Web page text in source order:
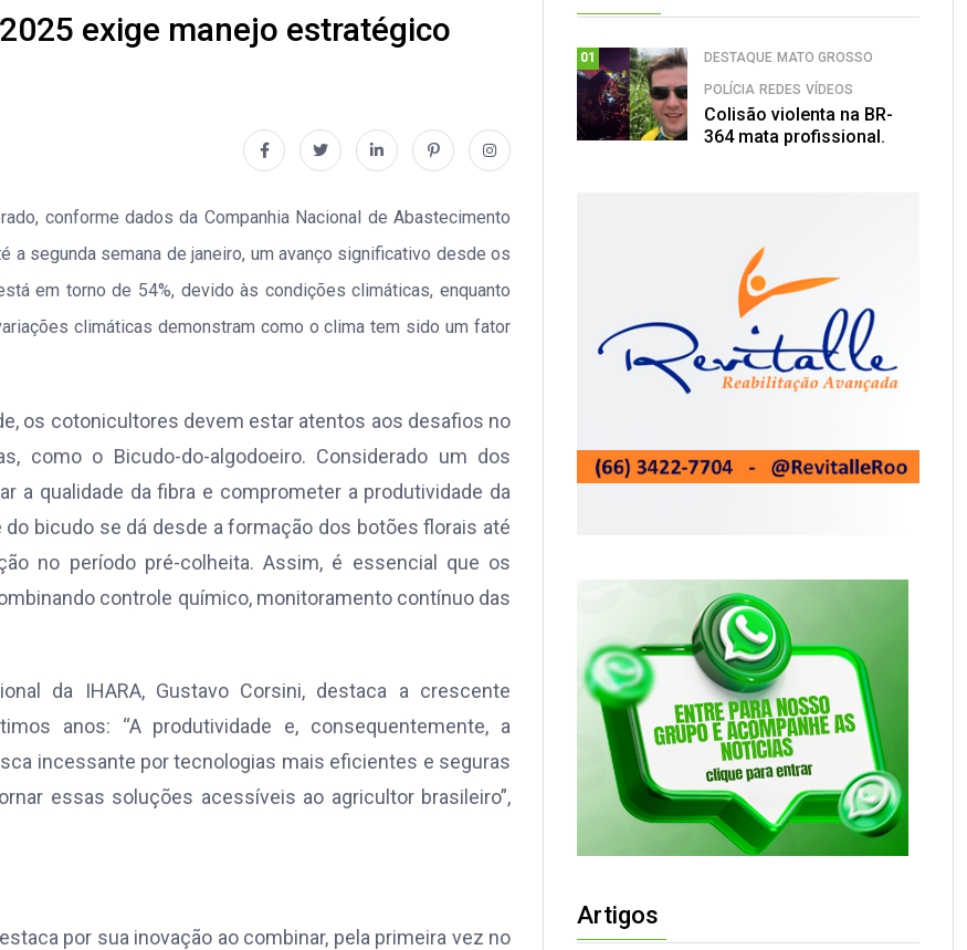
exige manejo estratégico
conforme dados da Companhia Nacional de Abastecimento
a segunda semana de janeiro, um avanço significativo desde os
em torno de 54%, devido às condições climáticas, enquanto
climáticas demonstram como o clima tem sido um fator
os cotonicultores devem estar atentos aos desafios no
como o Bicudo-do-algodoeiro. Considerado um dos
a qualidade da fibra e comprometer a produtividade da
bicudo se dá desde a formação dos botões florais até
no período pré-colheita. Assim, é essencial que os
controle químico, monitoramento contínuo das
da IHARA, Gustavo Corsini, destaca a crescente
anos: “A produtividade e, consequentemente, a
incessante por tecnologias mais eficientes e seguras
essas soluções acessíveis ao agricultor brasileiro”,
por sua inovação ao combinar, pela primeira vez no
01 DESTAQUE MATO GROSSO
POLÍCIA REDES VÍDEOS
Colisão violenta na BR-
364 mata profissional.
Artigos